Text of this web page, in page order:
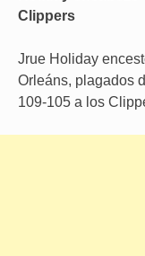
Clippers
Jrue Holiday
Orleáns, plagados
109-105 a los